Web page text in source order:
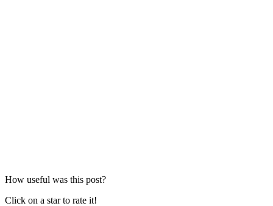
How useful was this post?
Click on a star to rate it!